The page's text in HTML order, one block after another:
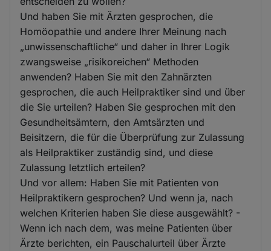
Und haben Sie mit Ärzten gesprochen, die
Homöopathie und andere Ihrer Meinung nach
„unwissenschaftliche“ und daher in Ihrer Logik
zwangsweise „risikoreichen“ Methoden
anwenden? Haben Sie mit den Zahnärzten
gesprochen, die auch Heilpraktiker sind und über
die Sie urteilen? Haben Sie gesprochen mit den
Gesundheitsämtern, den Amtsärzten und
Beisitzern, die für die Überprüfung zur Zulassung
als Heilpraktiker zuständig sind, und diese
Zulassung letztlich erteilen?
Und vor allem: Haben Sie mit Patienten von
Heilpraktikern gesprochen? Und wenn ja, nach
welchen Kriterien haben Sie diese ausgewählt? -
Wenn ich nach dem, was meine Patienten über
Ärzte berichten, ein Pauschalurteil über Ärzte